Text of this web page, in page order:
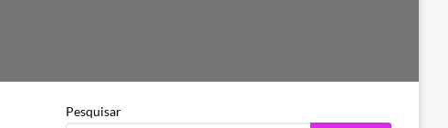
Pesquisar